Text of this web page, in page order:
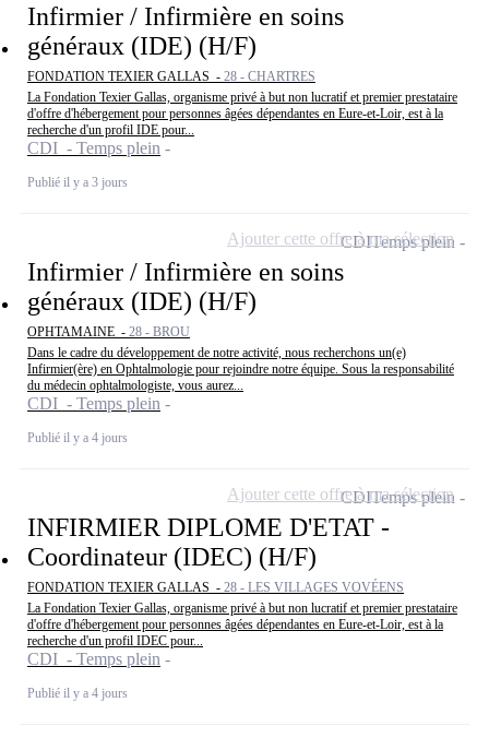
Infirmier / Infirmière en soins
généraux (IDE) (H/F)
FONDATION TEXIER GALLAS - 28 - CHARTRES
La Fondation Texier Gallas, organisme privé à but non lucratif et premier prestataire
d'offre d'hébergement pour personnes âgées dépendantes en Eure-et-Loir, est à la
recherche d'un profil IDE pour...
CDI - Temps plein
Publié il y a 3 jours
Infirmier / Infirmière en soins
généraux (IDE) (H/F)
OPHTAMAINE - 28 - BROU
Dans le cadre du développement de notre activité, nous recherchons un(e)
Infirmier(ère) en Ophtalmologie pour rejoindre notre équipe. Sous la responsabilité
du médecin ophtalmologiste, vous aurez...
CDI - Temps plein
Publié il y a 4 jours
CDITemps plein
Ajouter cette offre à ma sélection
INFIRMIER DIPLOME D'ETAT -
Coordinateur (IDEC) (H/F)
FONDATION TEXIER GALLAS - 28 - LES VILLAGES VOVÉENS
La Fondation Texier Gallas, organisme privé à but non lucratif et premier prestataire
d'offre d'hébergement pour personnes âgées dépendantes en Eure-et-Loir, est à la
recherche d'un profil IDEC pour...
CDI - Temps plein
Publié il y a 4 jours
CDITemps plein
Ajouter cette offre à ma sélection